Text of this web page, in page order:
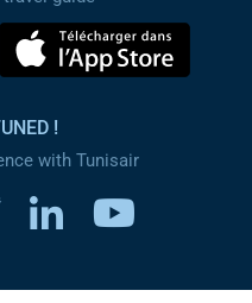
!
with Tunisair